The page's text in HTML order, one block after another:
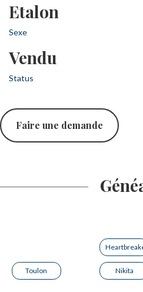
Etalon
Sexe
Vendu
Status
Faire une demande
Toulon Nikita